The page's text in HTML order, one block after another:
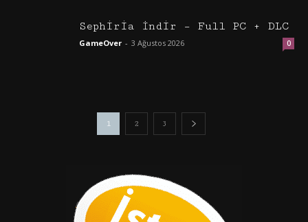
Sephiria İndir – Full PC + DLC
GameOver - 3 Ağustos 2026 0
1 2 3